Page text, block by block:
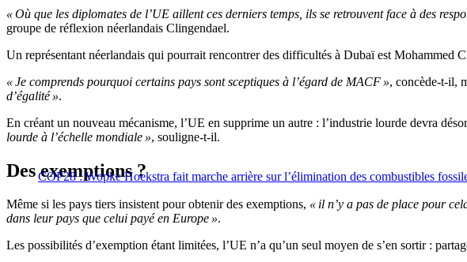
« Où que les diplomates de l’UE aillent ces derniers temps, ils se retrouvent face à des
groupe de réflexion néerlandais Clingendael.
Un représentant néerlandais qui pourrait rencontrer des difficultés à Dubaï est
« Je comprends pourquoi certains pays sont sceptiques à l’égard de MACF », concède-t-il,
d’égalité ».
En créant un nouveau mécanisme, l’UE en supprime un autre : l’industrie lourde devra
lourde à l’échelle mondiale », souligne-t-il.
COP28 : Wopke Hoekstra fait marche arrière sur l’élimination des combustibles
Des exemptions ?
Même si les pays tiers insistent pour obtenir des exemptions, « il n’y a pas de place pour
dans leur pays que celui payé en Europe ».
Les possibilités d’exemption étant limitées, l’UE n’a qu’un seul moyen de s’en sortir :